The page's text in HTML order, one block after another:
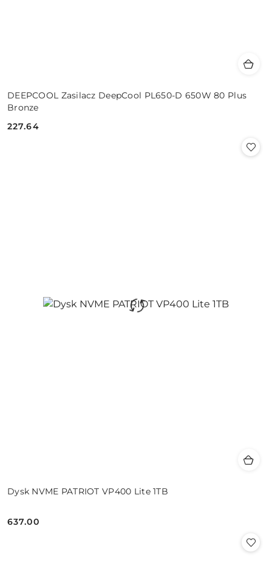
DEEPCOOL Zasilacz DeepCool PL650-D 650W 80 Plus
Bronze
Cena:
227.64
Dysk NVME PATRIOT VP400 Lite 1TB
Cena:
637.00